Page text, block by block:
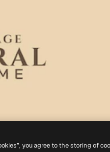
you agree to the storing of